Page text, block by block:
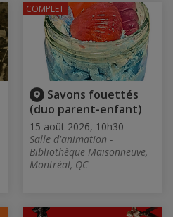
Savons fouettés
(duo parent-enfant)
15 août 2026, 10h30
Salle d'animation -
Bibliothèque Maisonneuve,
Montréal, QC
COMPLET